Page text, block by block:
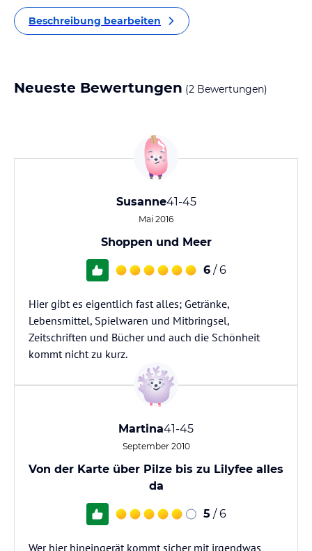
Beschreibung bearbeiten
Neueste Bewertungen (2 Bewertungen)
Susanne41-45
Mai 2016
Shoppen und Meer
6 / 6
Hier gibt es eigentlich fast alles; Getränke,
Lebensmittel, Spielwaren und Mitbringsel,
Zeitschriften und Bücher und auch die Schönheit
kommt nicht zu kurz.
Martina41-45
September 2010
Von der Karte über Pilze bis zu Lilyfee alles
da
5 / 6
Wer hier hineingerät kommt sicher mit irgendwas